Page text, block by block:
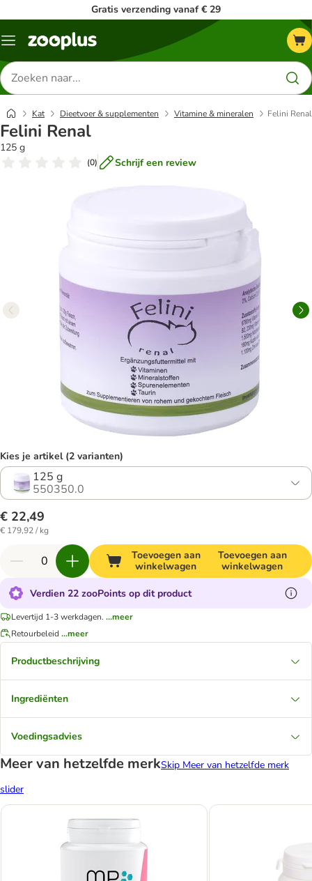
Gratis verzending vanaf € 29
Menu
Zoeken
naar
producten
Kat Dieetvoer & supplementen Vitamine & mineralen Felini Renal
Felini Renal
125 g
(0) Schrijf een review
Kies je artikel (2 varianten)
125 g
550350.0
€ 22,49
€ 179,92 / kg
Toevoegen aan
winkelwagen
Toevoegen aan
winkelwagen
Verdien 22 zooPoints op dit product
Levertijd 1-3 werkdagen. ...meer
Retourbeleid ...meer
Productbeschrijving
Ingrediënten
Voedingsadvies
Meer van hetzelfde merkSkip Meer van hetzelfde merk
slider